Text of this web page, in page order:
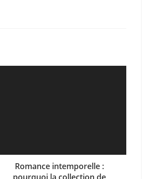
Romance intemporelle :
pourquoi la collection de